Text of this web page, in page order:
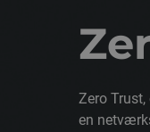
Zero
en